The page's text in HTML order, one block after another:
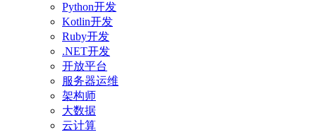
Python开发
Kotlin开发
Ruby开发
.NET开发
开放平台
服务器运维
架构师
大数据
云计算